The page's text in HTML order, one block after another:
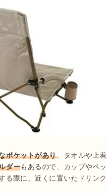
ポケットがあり、タオルや上
ダーもあるので、カップやペ